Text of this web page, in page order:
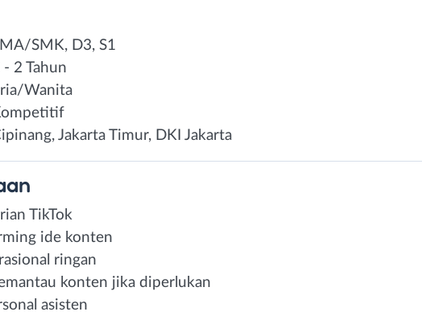
SMK, D3, S1
- 2 Tahun
Wanita
Jakarta Timur, DKI Jakarta
TikTok
ide konten
ringan
konten jika diperlukan
asisten